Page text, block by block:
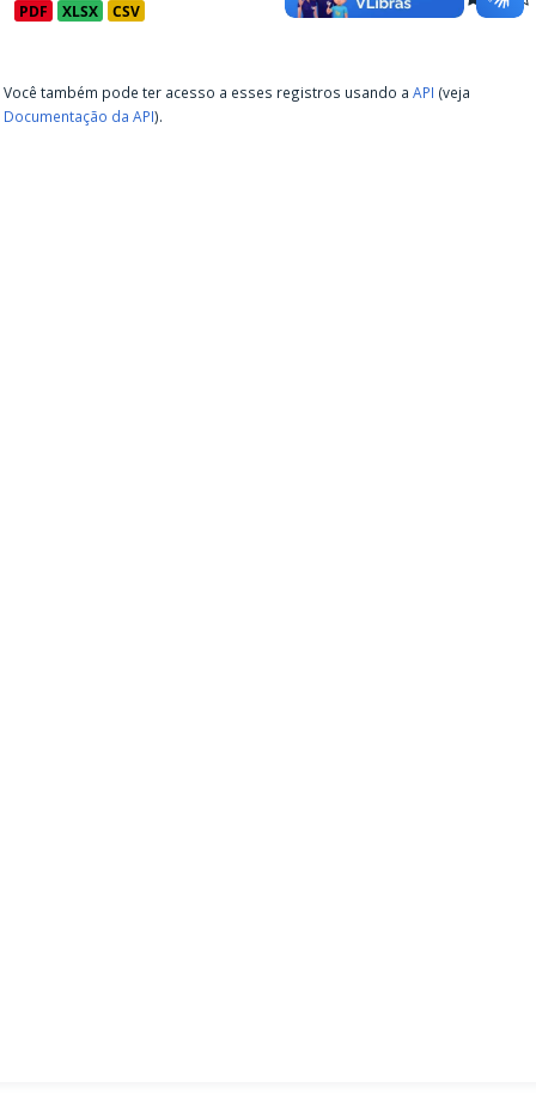
PDF XLSX CSV
Você também pode ter acesso a esses registros usando a API (veja
Documentação da API).